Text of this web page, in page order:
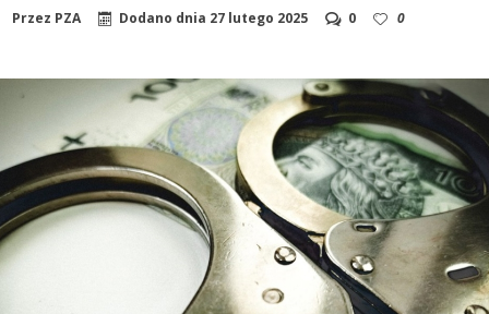
Przez PZA Dodano dnia 27 lutego 2025 0 0